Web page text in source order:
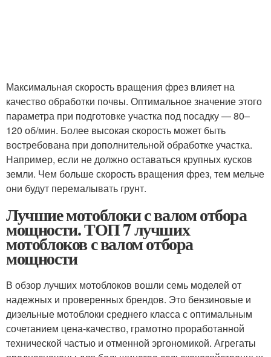
Максимальная скорость вращения фрез влияет на
качество обработки почвы. Оптимальное значение этого
параметра при подготовке участка под посадку — 80–
120 об/мин. Более высокая скорость может быть
востребована при дополнительной обработке участка.
Например, если не должно оставаться крупных кусков
земли. Чем больше скорость вращения фрез, тем мельче
они будут перемалывать грунт.
Лучшие мотоблоки с валом отбора
мощности. ТОП 7 лучших
мотоблоков с валом отбора
мощности
В обзор лучших мотоблоков вошли семь моделей от
надежных и проверенных брендов. Это бензиновые и
дизельные мотоблоки среднего класса с оптимальным
сочетанием цена-качество, грамотно проработанной
технической частью и отменной эргономикой. Агрегаты